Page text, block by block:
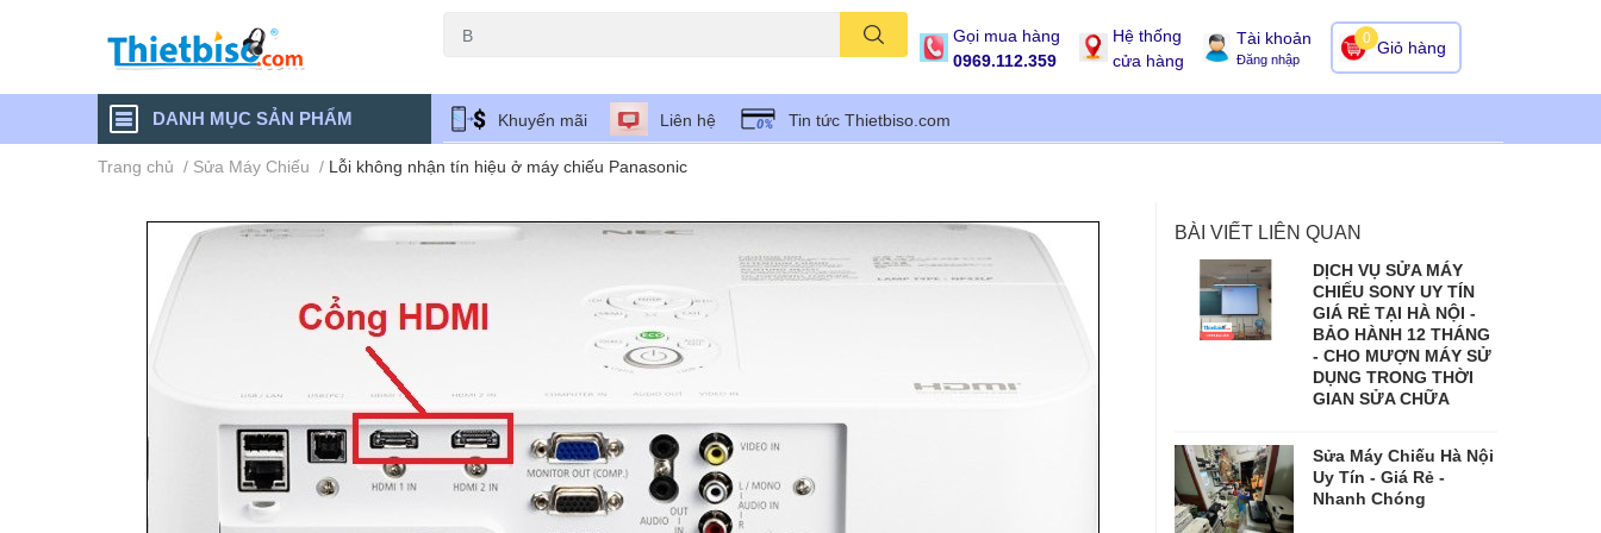
Gọi mua hàng
0969.112.359
Hệ thống
cửa hàng
Tài khoản
Đăng nhập
Giỏ hàng
0
DANH MỤC SẢN PHẨM Khuyến mãi Liên hệ Tin tức Thietbiso.com
Trang chủ / Sửa Máy Chiếu / Lỗi không nhận tín hiệu ở máy chiếu Panasonic
BÀI VIẾT LIÊN QUAN
DỊCH VỤ SỬA MÁY
CHIẾU SONY UY TÍN
GIÁ RẺ TẠI HÀ NỘI -
BẢO HÀNH 12 THÁNG
- CHO MƯỢN MÁY SỬ
DỤNG TRONG THỜI
GIAN SỬA CHỮA
Sửa Máy Chiếu Hà Nội
Uy Tín - Giá Rẻ -
Nhanh Chóng